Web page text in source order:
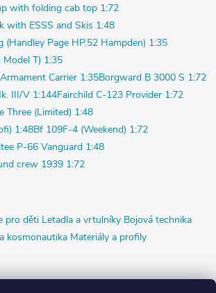
with folding cab top 1:72
with ESSS and Skis 1:48
(Handley Page HP.52 Hampden) 1:35
T) 1:35
Carrier 1:35Borgward B 3000 S 1:72
III/V 1:144Fairchild C-123 Provider 1:72
Three (Limited) 1:48
1:48Bf 109F-4 (Weekend) 1:72
P-66 Vanguard 1:48
crew 1939 1:72
pro děti Letadla a vrtulníky Bojová technika
kosmonautika Materiály a profily